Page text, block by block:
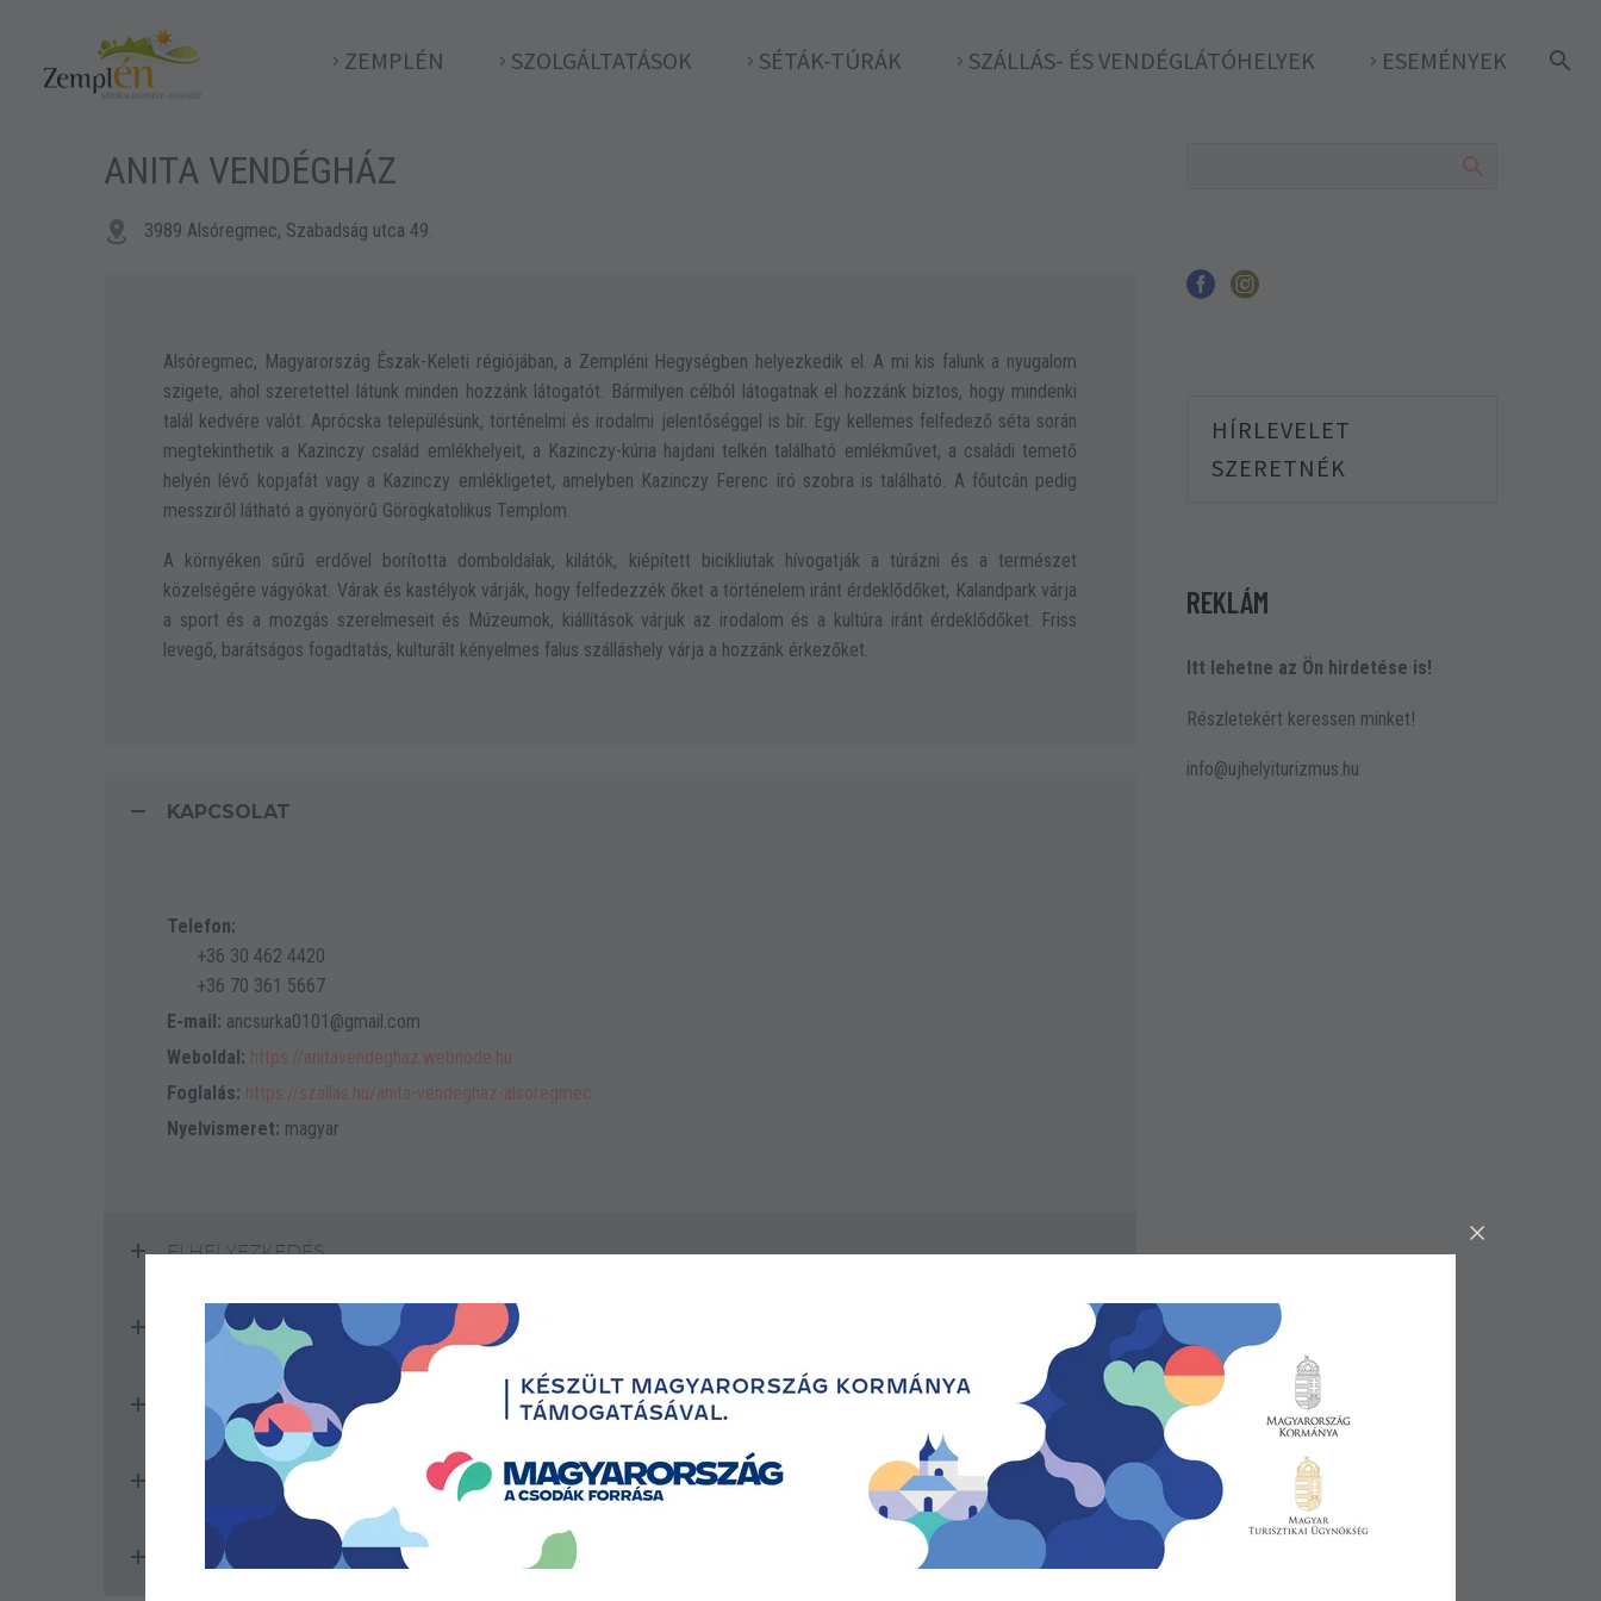
ZEMPLÉN SZOLGÁLTATÁSOK SÉTÁK-TÚRÁK SZÁLLÁS- ÉS VENDÉGLÁTÓHELYEK ESEMÉNYEK
ANITA VENDÉGHÁZ

 3989 Alsóregmec, Szabadság utca 49.
Alsóregmec, Magyarország Észak-Keleti régiójában, a Zempléni Hegységben helyezkedik el. A mi kis falunk a nyugalom
szigete, ahol szeretettel látunk minden hozzánk látogatót. Bármilyen célból látogatnak el hozzánk biztos, hogy mindenki
talál kedvére valót. Aprócska településünk, történelmi és irodalmi jelentőséggel is bír. Egy kellemes felfedező séta során
megtekinthetik a Kazinczy család emlékhelyeit, a Kazinczy-kúria hajdani telkén található emlékművet, a családi temető
helyén lévő kopjafát vagy a Kazinczy emlékligetet, amelyben Kazinczy Ferenc író szobra is található. A főutcán pedig
messziről látható a gyönyörű Görögkatolikus Templom.
A környéken sűrű erdővel borította domboldalak, kilátók, kiépített bicikliutak hívogatják a túrázni és a természet
közelségére vágyókat. Várak és kastélyok várják, hogy felfedezzék őket a történelem iránt érdeklődőket, Kalandpark várja
a sport és a mozgás szerelmeseit és Múzeumok, kiállítások várjuk az irodalom és a kultúra iránt érdeklődőket. Friss
levegő, barátságos fogadtatás, kulturált kényelmes falus szálláshely várja a hozzánk érkezőket.
KAPCSOLAT
Telefon:
+36 30 462 4420
+36 70 361 5667
E-mail: ancsurka0101@gmail.com
Weboldal: https://anitavendeghaz.webnode.hu
Foglalás: https://szallas.hu/anita-vendeghaz-alsoregmec
Nyelvismeret: magyar
ELHELYEZKEDÉS
BESOROLÁS
SZOLGÁLTATÁSOK
ÁRAK, NYITVATARTÁS
HÍRLEVELET
SZERETNÉK
REKLÁM
Itt lehetne az Ön hirdetése is!
Részletekért keressen minket!
info@ujhelyiturizmus.hu